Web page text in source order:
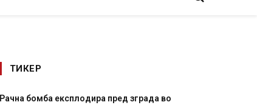
ТИКЕР
Рачна бомба експлодира пред зграда во